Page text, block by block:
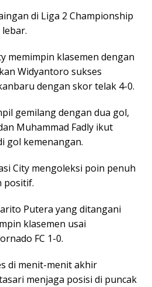
di Liga 2 Championship
memimpin klasemen dengan
Widyantoro sukses
dengan skor telak 4-0.
gemilang dengan dua gol,
Muhammad Fadly ikut
gol kemenangan.
City mengoleksi poin penuh
positif.
Putera yang ditangani
klasemen usai
FC 1-0.
di menit-menit akhir
menjaga posisi di puncak